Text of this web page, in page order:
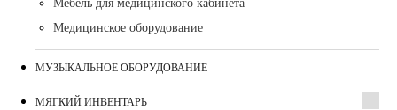
Мебель для медицинского кабинета
Медицинское оборудование
МУЗЫКАЛЬНОЕ ОБОРУДОВАНИЕ
МЯГКИЙ ИНВЕНТАРЬ